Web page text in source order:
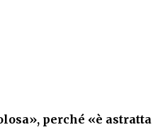
perché «è